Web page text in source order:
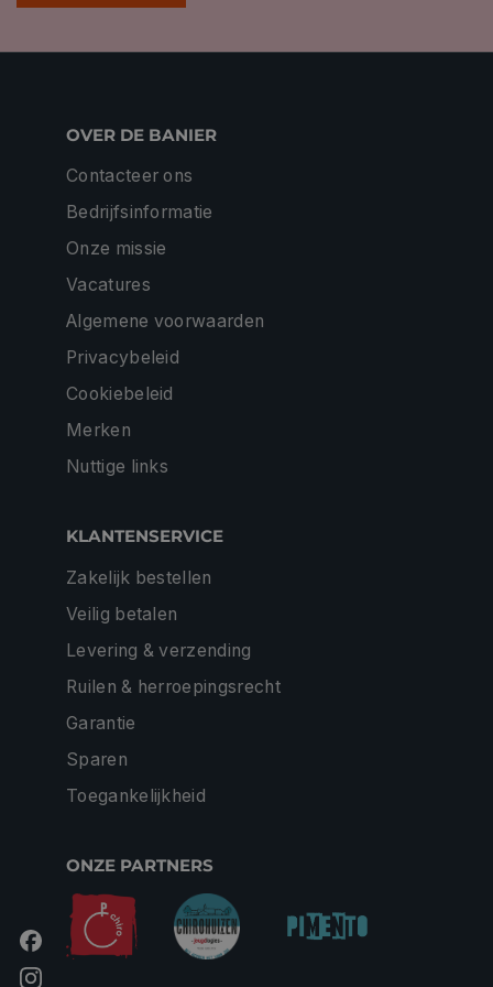
OVER DE BANIER
Contacteer ons
Bedrijfsinformatie
Onze missie
Vacatures
Algemene voorwaarden
Privacybeleid
Cookiebeleid
Merken
Nuttige links
KLANTENSERVICE
Zakelijk bestellen
Veilig betalen
Levering & verzending
Ruilen & herroepingsrecht
Garantie
Sparen
Toegankelijkheid
ONZE PARTNERS